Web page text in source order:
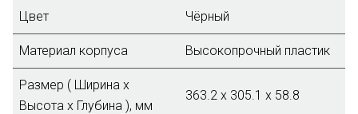
Цвет Чёрный
Материал корпуса Высокопрочный пластик
Размер ( Ширина х
Высота х Глубина ), мм
363.2 x 305.1 x 58.8